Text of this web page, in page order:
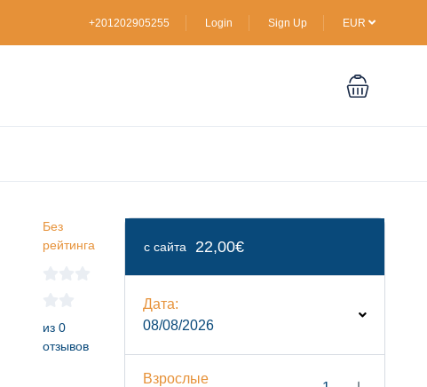
+201202905255 Login Sign Up EUR
Без
рейтинга
из 0
отзывов
с сайта 22,00€
Дата:
08/08/2026
Взрослые